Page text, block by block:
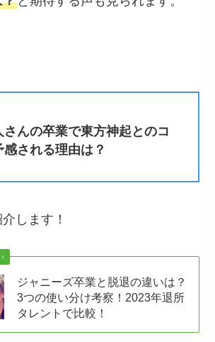
さんの卒業で東方神起とのコ
感される理由は？
します！
ジャニーズ卒業と脱退の違いは？
3つの使い分け考察！2023年退所
タレントで比較！